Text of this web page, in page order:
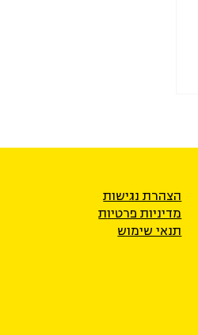
הצהרת נגישות
מדיניות פרטיות
תנאי שימוש